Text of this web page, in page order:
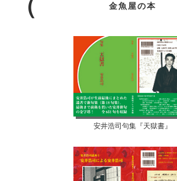
金魚屋の本
安井浩司句集『天獄書』